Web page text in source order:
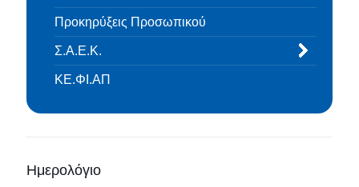
Προκηρύξεις Προσωπικού
Σ.Α.Ε.Κ.
ΚΕ.ΦΙ.ΑΠ
Ημερολόγιο